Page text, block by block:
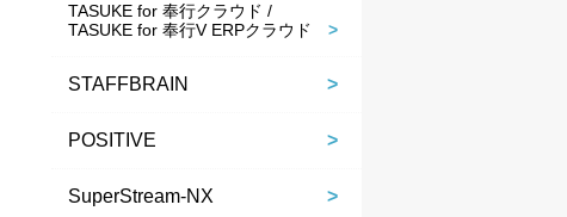
TASUKE for 奉行クラウド /
TASUKE for 奉行V ERPクラウド
STAFFBRAIN
POSITIVE
SuperStream-NX